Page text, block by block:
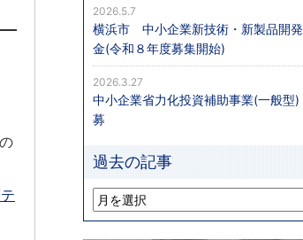
横浜市 中小企業新技術・新製品開
金(令和８年度募集開始)
2026.5.7
中小企業省力化投資補助事業(一般
募
2026.3.27
過去の記事